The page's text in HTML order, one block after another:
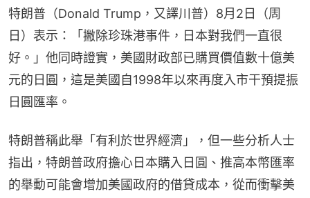
特朗普（Donald Trump，又譯川普）8月2日（周
日）表示：「撇除珍珠港事件，日本對我們一直很
好。」他同時證實，美國財政部已購買價值數十億美
元的日圓，這是美國自1998年以來再度入市干預提振
日圓匯率。
特朗普稱此舉「有利於世界經濟」，但一些分析人士
指出，特朗普政府擔心日本購入日圓、推高本幣匯率
的舉動可能會增加美國政府的借貸成本，從而衝擊美